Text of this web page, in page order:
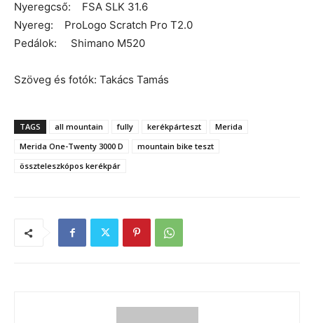
Nyeregcső: FSA SLK 31.6
Nyereg: ProLogo Scratch Pro T2.0
Pedálok: Shimano M520
Szöveg és fotók: Takács Tamás
TAGS all mountain fully kerékpárteszt
Merida
Merida One-Twenty 3000 D
mountain bike teszt
összteleszkópos kerékpár